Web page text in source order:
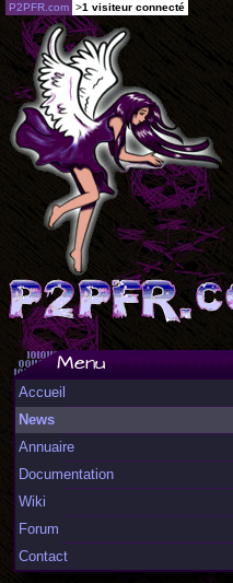
Menu
Accueil
News
Annuaire
Documentation
Wiki
Forum
Contact
P2PFR.com >1 visiteur connecté